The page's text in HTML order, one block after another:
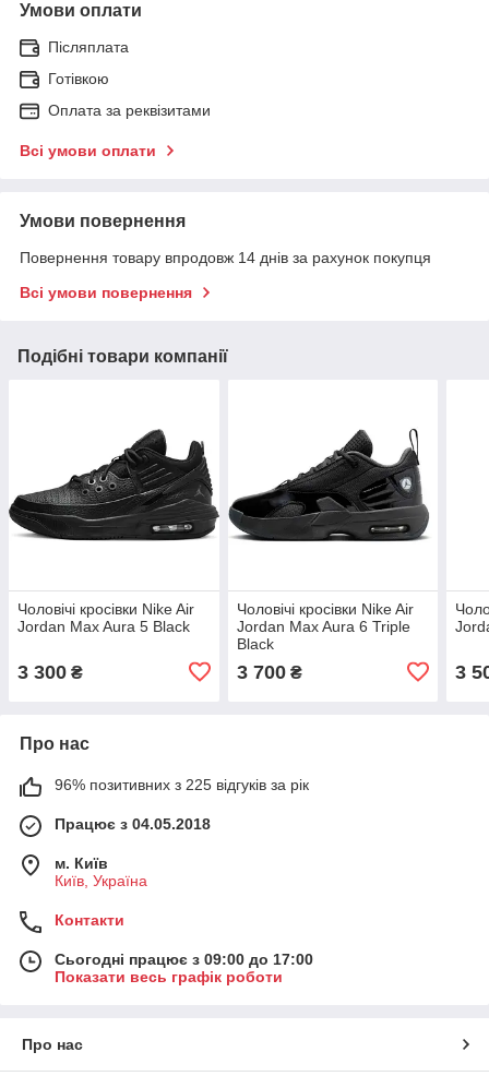
Умови оплати
Післяплата
Готівкою
Оплата за реквізитами
Всі умови оплати
Умови повернення
Повернення товару впродовж 14 днів за рахунок покупця
Всі умови повернення
Подібні товари компанії
Чоловічі кросівки Nike Air
Jordan Max Aura 5 Black
3 300 ₴
Чоловічі кросівки Nike Air
Jordan Max Aura 6 Triple
Black
3 700₴ 3
Про нас
96% позитивних з 225 відгуків за рік
Працює з 04.05.2018
м. Київ
Київ, Україна
Контакти
Сьогодні працює з 09:00 до 17:00
Показати весь графік роботи
Про нас